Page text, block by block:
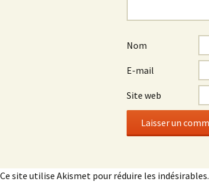
Nom
E-mail
Site web
Ce site utilise Akismet pour réduire les indésirables.